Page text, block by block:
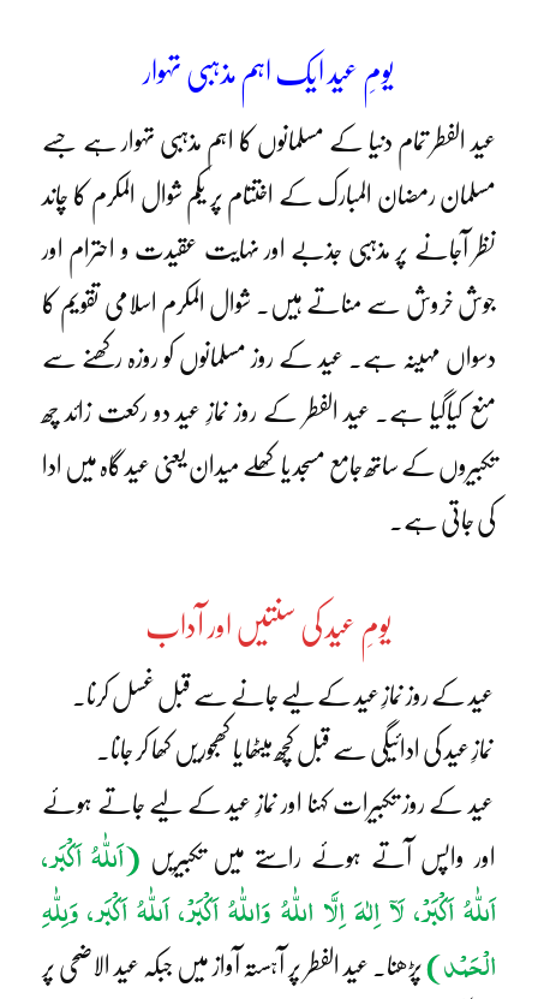
یومِ عید ایک اہم مذہبی تہوار
عید الفطر تمام دنیا کے مسلمانوں کا اہم مذہبی تہوار ہے جسے
مسلمان رمضان المبارک کے اختتام پر یکم شوال المکرم کا چاند
نظر آجانے پر مذہبی جذبے اور نہایت عقیدت و احترام اور
جوش خروش سے مناتے ہیں۔ شوال المکرم اسلامی تقویم کا
دسواں مہینہ ہے۔ عید کے روز مسلمانوں کو روزہ رکھنے سے
منع کیاگیا ہے۔ عید الفطر کے روز نمازِ عید دو رکعت زائد چھ
تکبیروں کے ساتھ جامع مسجد یا کھلے میدان یعنی عید گاہ میں ادا
کی جاتی ہے۔
یومِ عید کی سنتیں اور آداب
عید کے روز نمازِ عید کے لیے جانے سے قبل غسل کرنا۔
نمازِ عید کی ادائیگی سے قبل کچھ میٹھا یا کھجوریں کھا کر جانا۔
عید کے روز تکبیرات کہنا اور نمازِ عید کے لیے جاتے ہوئے
اور واپس آتے ہوئے راستے میں تکبیریں (اَللّٰہُ اَکْبَر،
اَللّٰہُ اَکْبَرْ، لَآ اِلٰہَ اِلَّا اللّٰہُ وَاللّٰہُ اَکْبَرْ، اَللّٰہُ اَکْبَر، وَلِلّٰہِ
الْحَمْد) پڑھنا۔ عید الفطر پر آہستہ آواز میں جبکہ عید الاضحی پر